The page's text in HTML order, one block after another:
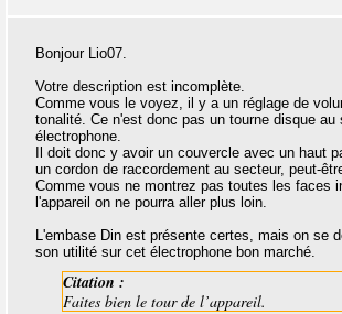
Bonjour Lio07.
Votre description est incomplète.
Comme vous le voyez, il y a un réglage de
tonalité. Ce n'est donc pas un tourne disque au
électrophone.
Il doit donc y avoir un couvercle avec un haut
un cordon de raccordement au secteur, peut-
Comme vous ne montrez pas toutes les faces
l'appareil on ne pourra aller plus loin.
L'embase Din est présente certes, mais on se
son utilité sur cet électrophone bon marché.
Citation :
Faites bien le tour de l’appareil.